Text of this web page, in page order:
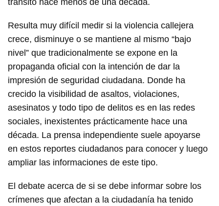
tránsito hace menos de una década.
Resulta muy difícil medir si la violencia callejera
crece, disminuye o se mantiene al mismo “bajo
nivel” que tradicionalmente se expone en la
propaganda oficial con la intención de dar la
impresión de seguridad ciudadana. Donde ha
crecido la visibilidad de asaltos, violaciones,
asesinatos y todo tipo de delitos es en las redes
sociales, inexistentes prácticamente hace una
década. La prensa independiente suele apoyarse
en estos reportes ciudadanos para conocer y luego
ampliar las informaciones de este tipo.
El debate acerca de si se debe informar sobre los
crímenes que afectan a la ciudadanía ha tenido